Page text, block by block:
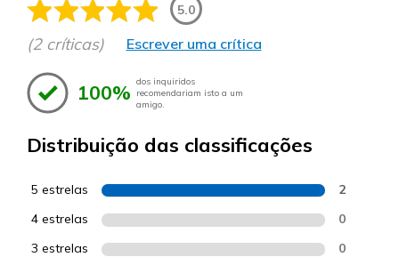
5.0
(2 críticas) Escrever uma crítica
100% dos inquiridos
recomendariam isto a um
amigo.
Distribuição das classificações
5 estrelas 2
4 estrelas 0
3 estrelas 0